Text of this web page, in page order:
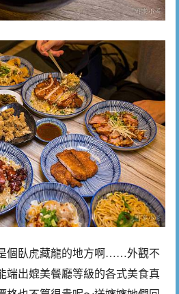
個臥虎藏龍的地方啊……外觀不
端出媲美餐廳等級的各式美食真